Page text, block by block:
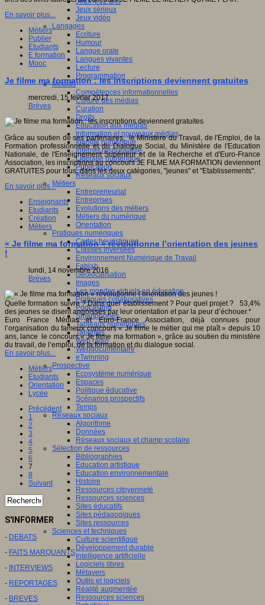
Jeux sérieux
Jeux vidéo
Langages
Ecriture
Humour
Langue orale
Langues vivantes
Lecture
Programmation
Médias
Compétences informationnelles
Culture des médias
Curation
Droits
Education aux médias
Information et nouveaux médias
Identité numérique
Internet responsable
Littératie numérique
Publication
Réseaux sociaux
Métiers
Entrepreneuriat
Entreprises
Evolutions des métiers
Métiers du numérique
Orientation
Pratiques numériques
Cartes heuristiques
Classes inversées
Environnement Numérique de Travail
Fablab
Géolocalisation
Images
Les mondes virtuels en éducation
Pratiques collaboratives
Podcasting
Smartphones
Tableaux numériques
Tablettes
Web radio
Webdocumentaire
eTwinning
Prospective
Ecosystème numérique
Espaces
Politique éducative
Scénarios prospectifs
Temps
Réseaux sociaux
Algorithme
Données
Réseaux sociaux et champ scolaire
Sélection de ressources
Bibliographies
Education artistique
Education environnementale
Histoire
Ressources citoyenneté
Ressources sciences
Sites éducatifs
Sites pédagogiques
Sites ressources
Sciences et techniques
Culture scientifique
Développement durable
Intelligence artificielle
Logiciels libres
Métavers
Outils et logiciels
Réalité augmentée
Ressources sciences
En savoir plus...
Métiers
Publier
Etudiants
E formation
Mooc
Je filme ma formation : les inscriptions deviennent gratuites
mercredi, 15 février 2017
Brèves
Grâce au soutien de ses partenaires, le Ministère du Travail, de l'Emploi, de la
Formation professionnelle et du Dialogue Social, du Ministère de l'Education
Nationale, de l'Enseignement Supérieur et de la Recherche et d'Euro-France
Association, les inscriptions au concours JE FILME MA FORMATION deviennent
GRATUITES pour tous, dans les deux catégories, "jeunes" et "Etablissements".
En savoir plus...
Enseignants
Etudiants
Création
Métiers
« Je filme ma formation » révolutionne l’orientation des jeunes
!
lundi, 14 novembre 2016
Brèves
Quelle formation suivre ? Dans quel établissement ? Pour quel projet ? 53,4%
des jeunes se disent angoissés par leur orientation et par la peur d’échouer.*
Euro France Médias et Euro-France Association, déjà connues pour
l’organisation du fameux concours « Je filme le métier qui me plaît » depuis 10
ans, lance le concours « Je filme ma formation », grâce au soutien du ministère
du travail, de l’emploi, de la formation et du dialogue social.
En savoir plus...
Métiers
Etudiants
Orientation
Lycée
Précédent
1
2
3
4
5
6
7
8
Suivant
S'INFORMER
- DEBATS
- FAITS MARQUANTS
- INTERVIEWS
- REPORTAGES
- BREVES